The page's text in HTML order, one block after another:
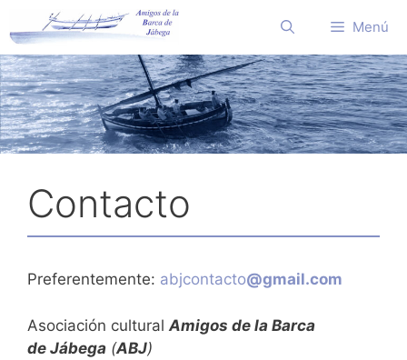
al
contenido
Menú
Contacto
Preferentemente: abjcontacto@gmail.com
Asociación cultural Amigos de la Barca
de Jábega (ABJ)